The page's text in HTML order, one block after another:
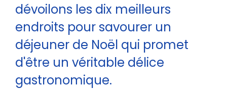
dévoilons les dix meilleurs
endroits pour savourer un
déjeuner de Noël qui promet
d'être un véritable délice
gastronomique.